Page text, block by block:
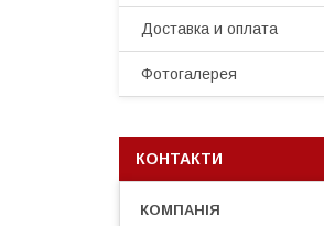
Доставка и оплата
Фотогалерея
КОНТАКТИ